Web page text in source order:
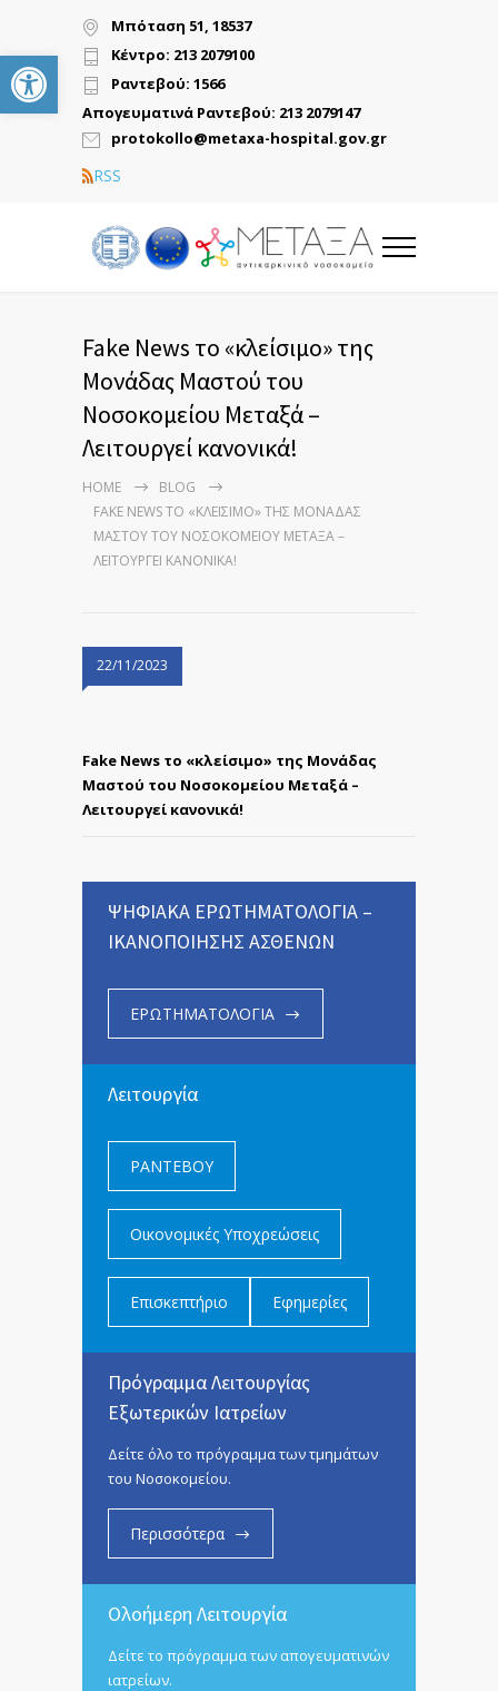
Ανοίξτε τη γραμμή εργαλείων
Μπόταση 51, 18537
Κέντρο: 213 2079100
Ραντεβού: 1566
Απογευματινά Ραντεβού: 213 2079147
protokollo@metaxa-hospital.gov.gr
RSS
Fake News το «κλείσιμο» της
Μονάδας Μαστού του
Νοσοκομείου Μεταξά –
Λειτουργεί κανονικά!
HOME
BLOG
FAKE NEWS ΤΟ «ΚΛΕΊΣΙΜΟ» ΤΗΣ ΜΟΝΆΔΑΣ
ΜΑΣΤΟΎ ΤΟΥ ΝΟΣΟΚΟΜΕΊΟΥ ΜΕΤΑΞΆ –
ΛΕΙΤΟΥΡΓΕΊ ΚΑΝΟΝΙΚΆ!
22/11/2023
Fake News το «κλείσιμο» της Μονάδας
Μαστού του Νοσοκομείου Μεταξά –
Λειτουργεί κανονικά!
ΨΗΦΙΑΚΑ ΕΡΩΤΗΜΑΤΟΛΟΓΙΑ –
ΙΚΑΝΟΠΟΙΗΣΗΣ ΑΣΘΕΝΩΝ
ΕΡΩΤΗΜΑΤΟΛΟΓΙΑ
Λειτουργία
ΡΑΝΤΕΒΟΥ
Οικονομικές Υποχρεώσεις
Επισκεπτήριο Εφημερίες
Πρόγραμμα Λειτουργίας
Εξωτερικών Ιατρείων
Δείτε όλο το πρόγραμμα των τμημάτων
του Νοσοκομείου.
Περισσότερα
Ολοήμερη Λειτουργία
Δείτε το πρόγραμμα των απογευματινών
ιατρείων.